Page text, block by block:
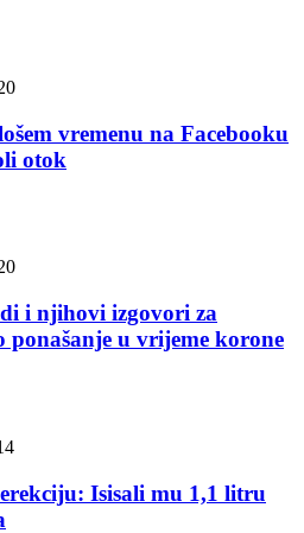
vremenu na Facebooku
otok
i njihovi izgovori za
ponašanje u vrijeme korone
Isisali mu 1,1 litru